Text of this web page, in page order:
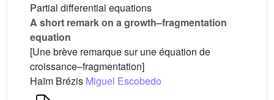
Partial differential equations
A short remark on a growth–fragmentation
equation
[Une brève remarque sur une équation de
croissance–fragmentation]
Haïm Brézis Miguel Escobedo